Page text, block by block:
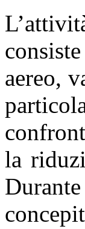
aereo,
la